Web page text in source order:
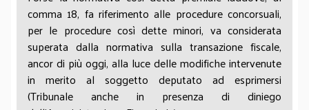
comma 18, fa riferimento alle procedure concorsuali,
per le procedure così dette minori, va considerata
superata dalla normativa sulla transazione fiscale,
ancor di più oggi, alla luce delle modifiche intervenute
in merito al soggetto deputato ad esprimersi
(Tribunale anche in presenza di diniego